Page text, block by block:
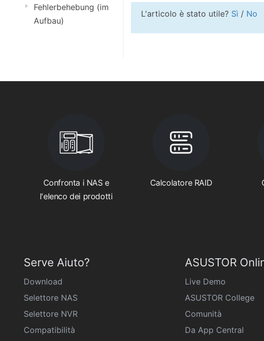
Fehlerbehebung (im
Aufbau)
L'articolo è stato utile? Sì / No
Confronta i NAS e
l'elenco dei prodotti
Calcolatore RAID
Serve Aiuto?
Download
Selettore NAS
Selettore NVR
Compatibilità
ASUSTOR
Live Demo
ASUSTOR College
Comunità
Da App Central